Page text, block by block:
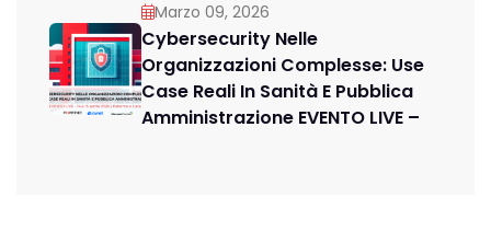
Marzo 09, 2026
Cybersecurity Nelle
Organizzazioni Complesse: Use
Case Reali In Sanità E Pubblica
Amministrazione EVENTO LIVE –